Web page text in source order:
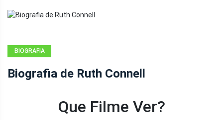
BIOGRAFIA
Biografia de Ruth Connell
Que Filme Ver?